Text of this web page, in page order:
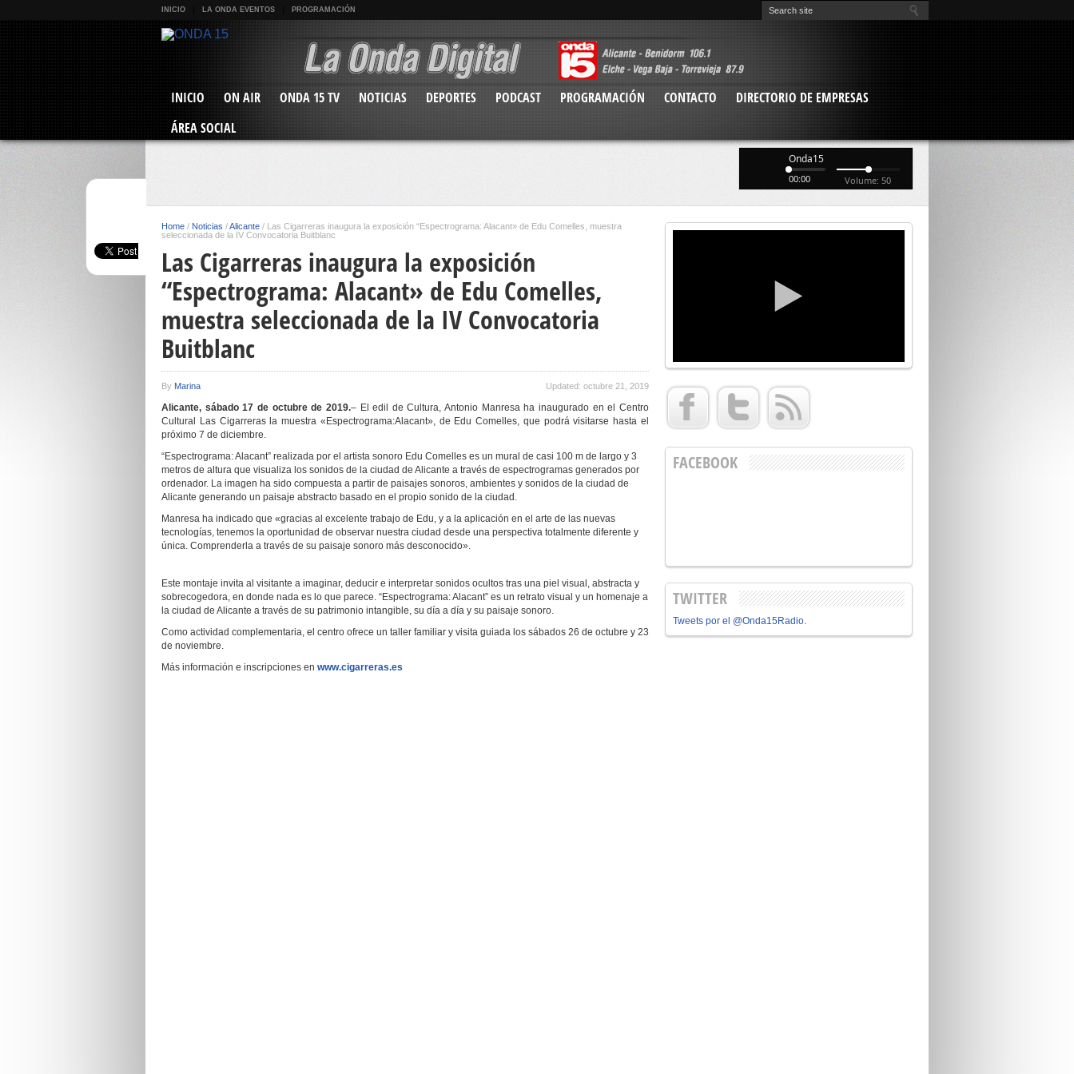
INICIO LA ONDA EVENTOS PROGRAMACIÓN
INICIO ON AIR ONDA 15 TV NOTICIAS DEPORTES PODCAST PROGRAMACIÓN CONTACTO
DIRECTORIO DE EMPRESAS
ÁREA SOCIAL
Onda15
00:00 Volume: 50
Home / Noticias /Alicante / Las Cigarreras inaugura la exposición “Espectrograma: Alacant» de Edu Comelles, muestra
seleccionada de la IV Convocatoria Buitblanc
Las Cigarreras inaugura la exposición
“Espectrograma: Alacant» de Edu Comelles,
muestra seleccionada de la IV Convocatoria
Buitblanc
By Marina Updated: octubre 21, 2019
Alicante, sábado 17 de octubre de 2019.– El edil de Cultura, Antonio Manresa ha inaugurado en el Centro
Cultural Las Cigarreras la muestra «Espectrograma:Alacant», de Edu Comelles, que podrá visitarse hasta el
próximo 7 de diciembre.
“Espectrograma: Alacant” realizada por el artista sonoro Edu Comelles es un mural de casi 100 m de largo y 3
metros de altura que visualiza los sonidos de la ciudad de Alicante a través de espectrogramas generados por
ordenador. La imagen ha sido compuesta a partir de paisajes sonoros, ambientes y sonidos de la ciudad de
Alicante generando un paisaje abstracto basado en el propio sonido de la ciudad.
Manresa ha indicado que «gracias al excelente trabajo de Edu, y a la aplicación en el arte de las nuevas
tecnologías, tenemos la oportunidad de observar nuestra ciudad desde una perspectiva totalmente diferente y
única. Comprenderla a través de su paisaje sonoro más desconocido».
Este montaje invita al visitante a imaginar, deducir e interpretar sonidos ocultos tras una piel visual, abstracta y
sobrecogedora, en donde nada es lo que parece. “Espectrograma: Alacant” es un retrato visual y un homenaje a
la ciudad de Alicante a través de su patrimonio intangible, su día a día y su paisaje sonoro.
Como actividad complementaria, el centro ofrece un taller familiar y visita guiada los sábados 26 de octubre y 23
de noviembre.
Más información e inscripciones en www.cigarreras.es
FACEBOOK
TWITTER
Tweets por el @Onda15Radio.